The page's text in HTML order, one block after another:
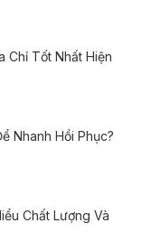
Chỉ Tốt Nhất Hiện
Nhanh Hồi Phục?
Chất Lượng Và